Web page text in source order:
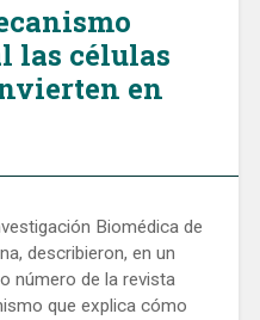
las células
en
Biomédica de
describieron, en un
número de la revista
que explica cómo